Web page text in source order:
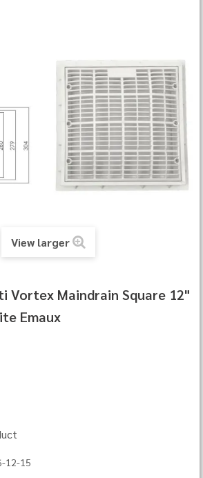
View larger
Vortex Maindrain Square 12"
Emaux
12-15